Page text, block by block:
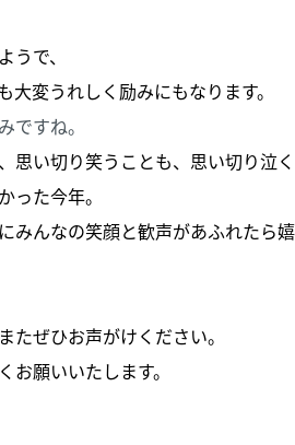
で、
大変うれしく励みにもなります。
ですね。
思い切り笑うことも、 思い切り泣
った今年。
みんなの笑顔と歓声があふれたら
たぜひお声がけください。
お願いいたします。